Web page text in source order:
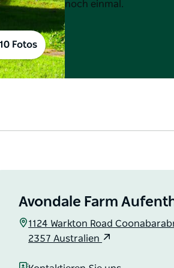
10 Fotos
noch einmal.
Avondale Farm
1124 Warkton Road
2357 Australien